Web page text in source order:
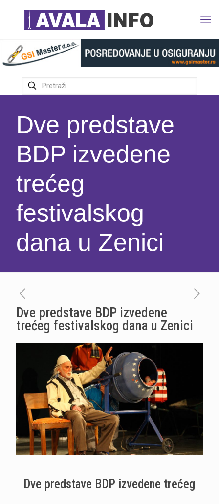
Dve predstave
BDP izvedene
trećeg
festivalskog
dana u Zenici
Dve predstave BDP izvedene
trećeg festivalskog dana u Zenici
Dve predstave BDP izvedene trećeg